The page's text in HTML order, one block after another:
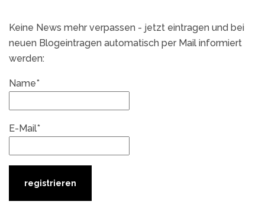
Keine News mehr verpassen - jetzt eintragen und bei
neuen Blogeintragen automatisch per Mail informiert
werden:
Name*
E-Mail*